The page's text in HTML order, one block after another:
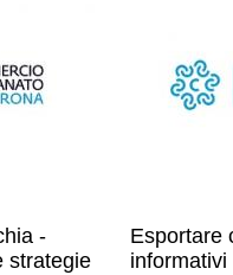
-
strategie
Esportare